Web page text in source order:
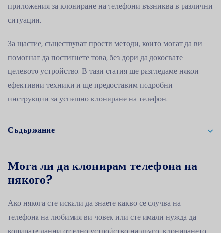
приложения за клониране на телефони възниква в различни
ситуации.
За щастие, съществуват прости методи, които могат да ви
помогнат да постигнете това, без дори да докосвате
целевото устройство. В тази статия ще разгледаме някои
ефективни техники и ще предоставим подробни
инструкции за успешно клониране на телефон.
Съдържание
Мога ли да клонирам телефона на
някого?
Ако някога сте искали да знаете какво се случва на
телефона на любимия ви човек или сте имали нужда да
копирате данни от едно устройство на друго, клонирането